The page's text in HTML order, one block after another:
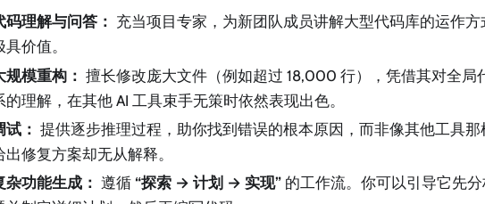
码理解与问答： 充当项目专家，为新团队成员讲解大型代码库的运作方
具价值。
规模重构： 擅长修改庞大文件（例如超过 18,000 行），凭借其对全局
的理解，在其他 AI 工具束手无策时依然表现出色。
试： 提供逐步推理过程，助你找到错误的根本原因，而非像其他工具那
出修复方案却无从解释。
杂功能生成： 遵循 “探索 → 计划 → 实现” 的工作流。你可以引导它先